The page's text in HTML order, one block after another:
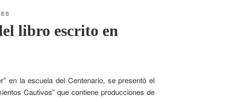
libro escrito en
en la escuela del Centenario, se presentó el
Cautivos” que contiene producciones de